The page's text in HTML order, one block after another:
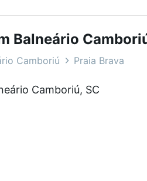
como piscina,
Camboriú, SC que
alguma dúvida dos
imóvel dos seus sonhos com
Balneário
Camboriú Praia Brava
Camboriú, SC